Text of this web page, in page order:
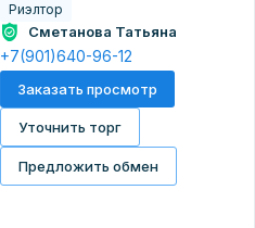
Риэлтор
Сметанова Татьяна
+7(901)640-96-12
Заказать просмотр
Уточнить торг
Предложить обмен